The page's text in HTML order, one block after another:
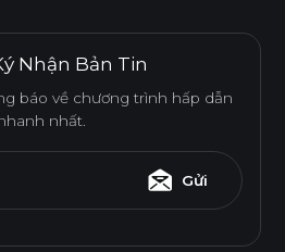
o
sẽ có kích thước khác
Nhận Bản Tin
báo về chương trình hấp dẫn
nhất.
Gửi